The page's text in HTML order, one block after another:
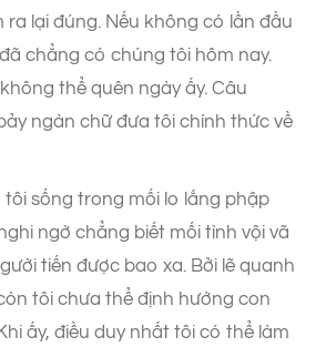
ra lại đúng. Nếu không có lần đầu
chẳng có chúng tôi hôm nay.
thể quên ngày ấy. Câu
ngàn chữ đưa tôi chính thức về
tôi sống trong mối lo lắng phập
ngờ chẳng biết mối tình vội vã
tiến được bao xa. Bởi lẽ quanh
tôi chưa thể định hướng con
ấy, điều duy nhất tôi có thể làm